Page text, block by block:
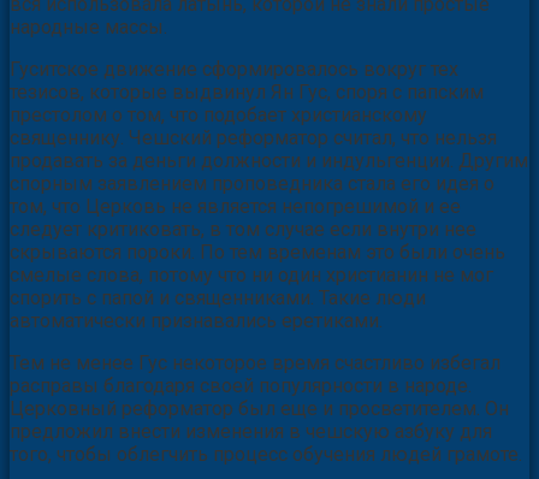
народные массы.
Гуситское движение сформировалось вокруг тех
тезисов, которые выдвинул Ян Гус, споря с папским
престолом о том, что подобает христианскому
священнику. Чешский реформатор считал, что нельзя
продавать за деньги должности и индульгенции. Другим
спорным заявлением проповедника стала его идея о
том, что Церковь не является непогрешимой и ее
следует критиковать, в том случае если внутри нее
скрываются пороки. По тем временам это были очень
смелые слова, потому что ни один христианин не мог
спорить с папой и священниками. Такие люди
автоматически признавались еретиками.
Тем не менее Гус некоторое время счастливо избегал
расправы благодаря своей популярности в народе.
Церковный реформатор был еще и просветителем. Он
предложил внести изменения в чешскую азбуку для
того, чтобы облегчить процесс обучения людей грамоте.